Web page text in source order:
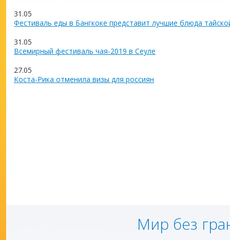
31.05
Фестиваль еды в Бангкоке представит лучшие блюда
31.05
Всемирный фестиваль чая-2019 в Сеуле
27.05
Коста-Рика отменила визы для россиян
Мир без